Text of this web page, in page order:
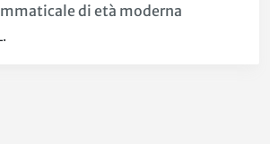
di età moderna